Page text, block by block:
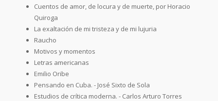
Cuentos de amor, de locura y de muerte, por Horacio
Quiroga
La exaltación de mi tristeza y de mi lujuria
Raucho
Motivos y momentos
Letras americanas
Emilio Oribe
Pensando en Cuba. - José Sixto de Sola
Estudios de crítica moderna. - Carlos Arturo Torres